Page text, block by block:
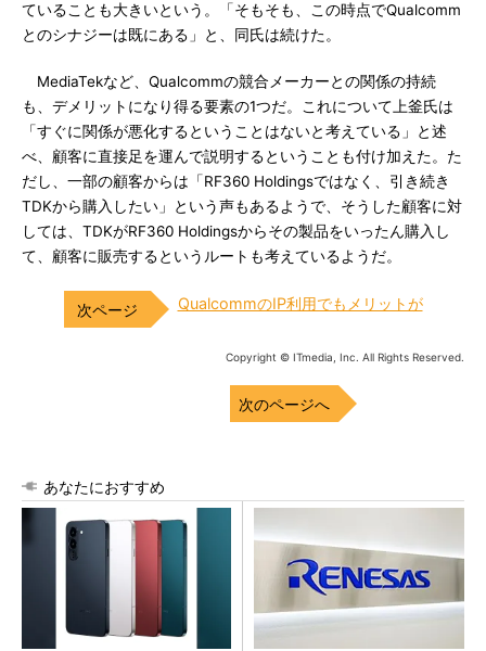
ていることも大きいという。「そもそも、この時点でQualcomm
とのシナジーは既にある」と、同氏は続けた。
MediaTekなど、Qualcommの競合メーカーとの関係の持続
も、デメリットになり得る要素の1つだ。これについて上釜氏は
「すぐに関係が悪化するということはないと考えている」と述
べ、顧客に直接足を運んで説明するということも付け加えた。た
だし、一部の顧客からは「RF360 Holdingsではなく、引き続き
TDKから購入したい」という声もあるようで、そうした顧客に対
しては、TDKがRF360 Holdingsからその製品をいったん購入し
て、顧客に販売するというルートも考えているようだ。
QualcommのIP利用でもメリットが
Copyright © ITmedia, Inc. All Rights Reserved.
次のページへ
あなたにおすすめ